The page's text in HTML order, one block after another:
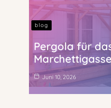
blog
Pergola für
Marchettigasse
Juni 10, 2026